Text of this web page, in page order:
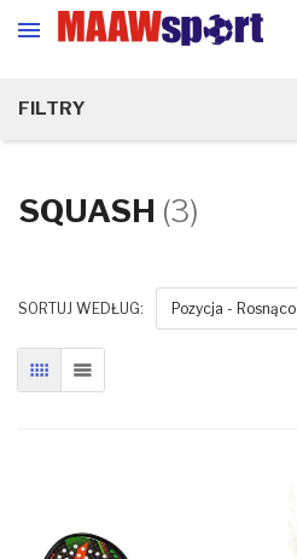
SQUASH (3)
SORTUJ WEDŁUG: Pozycja - Rosnąco
SIATKALISTA
FILTRY